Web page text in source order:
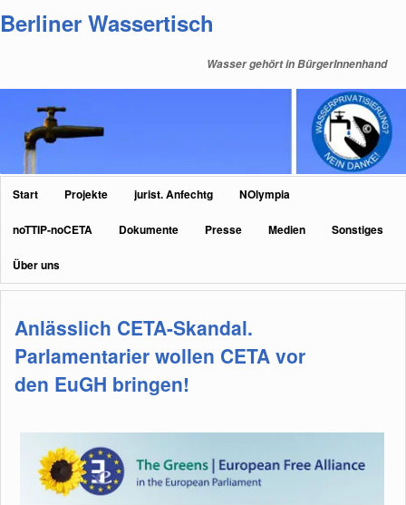
primären
sekundären
Berliner Wassertisch
Wasser gehört in BürgerInnenhand
Hauptmenü
Start Projekte jurist. Anfechtg NOlympia
noTTIP-noCETA Dokumente Presse Medien Sonstiges
Über uns
Anlässlich CETA-Skandal.
Parlamentarier wollen CETA vor
den EuGH bringen!